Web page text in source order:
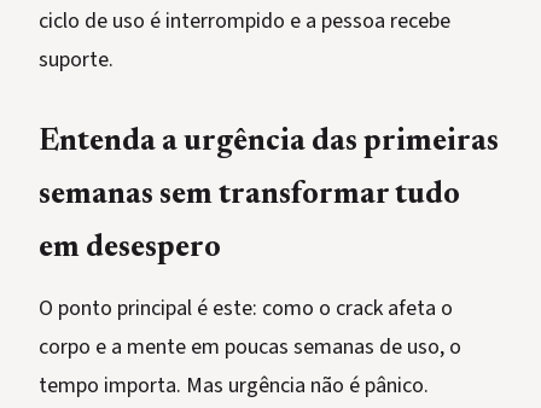
ciclo de uso é interrompido e a pessoa recebe
suporte.
Entenda a urgência das primeiras
semanas sem transformar tudo
em desespero
O ponto principal é este: como o crack afeta o
corpo e a mente em poucas semanas de uso, o
tempo importa. Mas urgência não é pânico.